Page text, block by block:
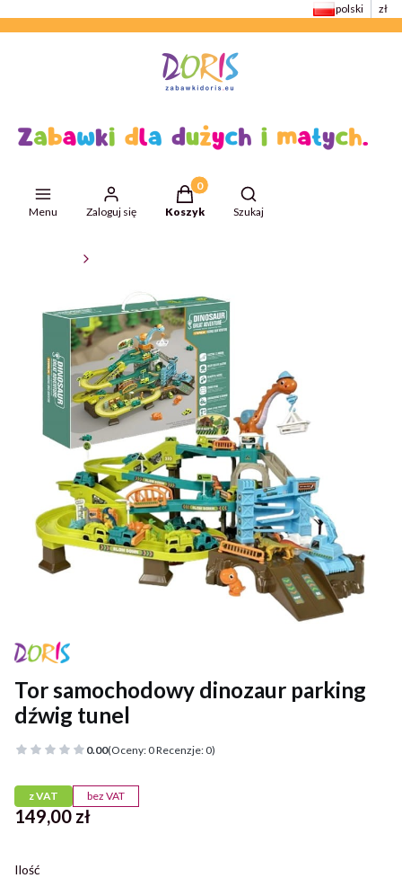
polski zł
Menu Zaloguj się
Produkty w koszyku: 0. Zobacz
Koszyk
Otwórz wyszukiwarkę
Szukaj
Tor samochodowy dinozaur parking
dźwig tunel
0.00(Oceny: 0 Recenzje: 0)
z VAT bez VAT
Cena
149,00 zł
Ilość